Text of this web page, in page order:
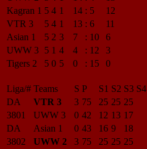
Kagran 1 5 4 1 14 : 5
12
VTR 3
5 4 1 13 : 6
11
Asian 1
5 2 3 7 : 10
6
UWW 3 5 1 4 4 : 12
3
Tigers 2
5 0 5 0 : 15 0
Liga/# Teams S P S1 S2 S3 S4
DA
VTR 3 3 75 25 25 25
3801
UWW 3 0 42 12 13 17
DA
Asian 1 0 43 16 9
18
3802
UWW 2 3 75 25 25 25